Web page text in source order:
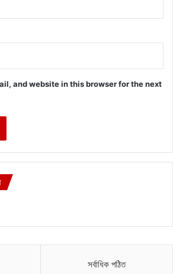
and website in this browser for the next
সর্বাধিক পঠিত